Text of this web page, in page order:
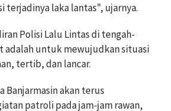
terjadinya laka lantas", ujarnya.
Polisi Lalu Lintas di tengah-
adalah untuk mewujudkan situasi
tertib, dan lancar.
Banjarmasin akan terus
patroli pada jam-jam rawan,